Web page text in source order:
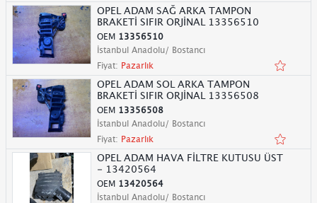
OPEL ADAM SAĞ ARKA TAMPON
BRAKETİ SIFIR ORJİNAL 13356510
OEM 13356510
İstanbul Anadolu/ Bostancı
Fiyat: Pazarlık
OPEL ADAM SOL ARKA TAMPON
BRAKETİ SIFIR ORJİNAL 13356508
OEM 13356508
İstanbul Anadolu/ Bostancı
Fiyat: Pazarlık
OPEL ADAM HAVA FİLTRE KUTUSU ÜST
- 13420564
OEM 13420564
İstanbul Anadolu/ Bostancı